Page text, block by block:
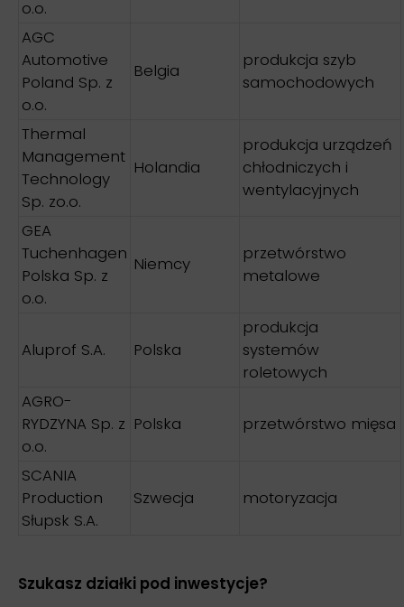
o.o.
AGC
Automotive
Poland Sp. z
o.o.
Belgia
produkcja szyb
samochodowych
Thermal
Management
Technology
Sp. zo.o.
Holandia
produkcja urządzeń
chłodniczych i
wentylacyjnych
GEA
Tuchenhagen
Polska Sp. z
o.o.
Niemcy
przetwórstwo
metalowe
Aluprof S.A. Polska
produkcja
systemów
roletowych
AGRO-
RYDZYNA Sp. z
o.o.
Polska przetwórstwo mięsa
SCANIA
Production
Słupsk S.A.
Szwecja motoryzacja
Szukasz działki pod inwestycje?